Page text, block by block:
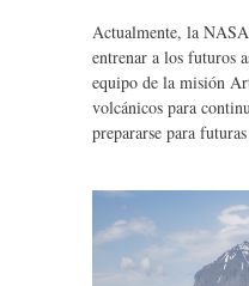
Actualmente, la
entrenar a los futuros
equipo de la misión
volcánicos para
prepararse para